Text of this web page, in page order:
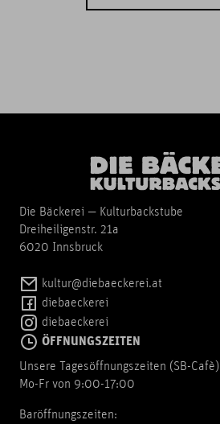
Die Bäckerei — Kulturbackstube
Dreiheiligenstr. 21a
6020 Innsbruck
kultur@diebaeckerei.at
diebaeckerei
diebaeckerei
ÖFFNUNGSZEITEN
Unsere Tagesöffnungszeiten (SB-Cafè)
Mo-Fr von 9:00-17:00
Baröffnungszeiten: